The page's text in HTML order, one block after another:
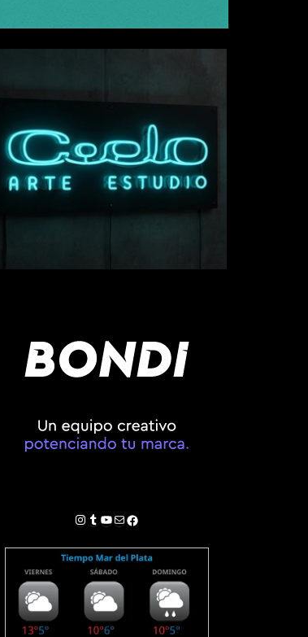
Instagram
Tumblr
YouTube
Correo electrónico
Facebook